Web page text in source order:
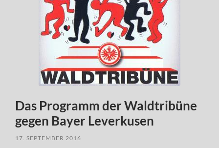
Das Programm der Waldtribüne
gegen Bayer Leverkusen
17. SEPTEMBER 2016